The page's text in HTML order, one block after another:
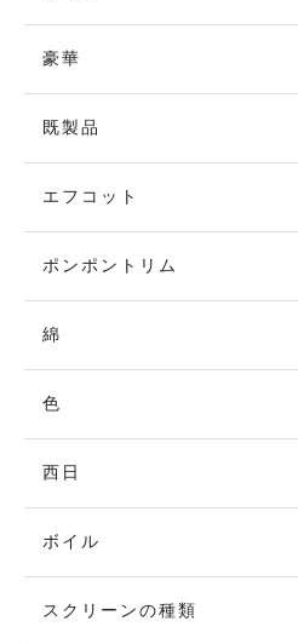
豪華
既製品
エフコット
ポンポントリム
綿
色
西日
ボイル
スクリーンの種類